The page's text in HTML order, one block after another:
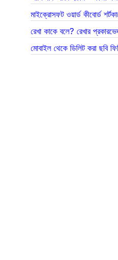
মাইক্রোসফট ওয়ার্ড কীবোর্ড
রেখা কাকে বলে? রেখার
মোবাইল থেকে ডিলিট করা ছবি